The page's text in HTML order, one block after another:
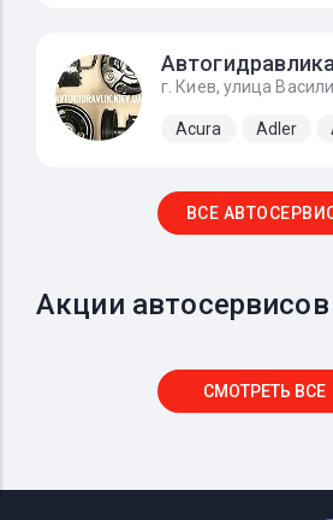
Автогидравлика
г. Киев, улица
Acura Adler
ВСЕ
Акции автосервисов
СМОТРЕТЬ ВСЕ